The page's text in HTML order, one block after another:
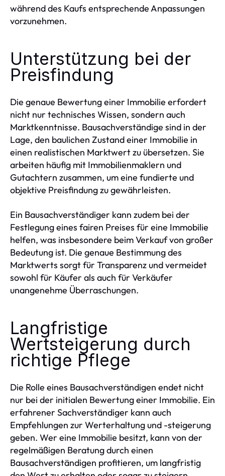
während des Kaufs entsprechende Anpassungen
vorzunehmen.
Unterstützung bei der
Preisfindung
Die genaue Bewertung einer Immobilie erfordert
nicht nur technisches Wissen, sondern auch
Marktkenntnisse. Bausachverständige sind in der
Lage, den baulichen Zustand einer Immobilie in
einen realistischen Marktwert zu übersetzen. Sie
arbeiten häufig mit Immobilienmaklern und
Gutachtern zusammen, um eine fundierte und
objektive Preisfindung zu gewährleisten.
Ein Bausachverständiger kann zudem bei der
Festlegung eines fairen Preises für eine Immobilie
helfen, was insbesondere beim Verkauf von großer
Bedeutung ist. Die genaue Bestimmung des
Marktwerts sorgt für Transparenz und vermeidet
sowohl für Käufer als auch für Verkäufer
unangenehme Überraschungen.
Langfristige
Wertsteigerung durch
richtige Pflege
Die Rolle eines Bausachverständigen endet nicht
nur bei der initialen Bewertung einer Immobilie. Ein
erfahrener Sachverständiger kann auch
Empfehlungen zur Werterhaltung und -steigerung
geben. Wer eine Immobilie besitzt, kann von der
regelmäßigen Beratung durch einen
Bausachverständigen profitieren, um langfristig